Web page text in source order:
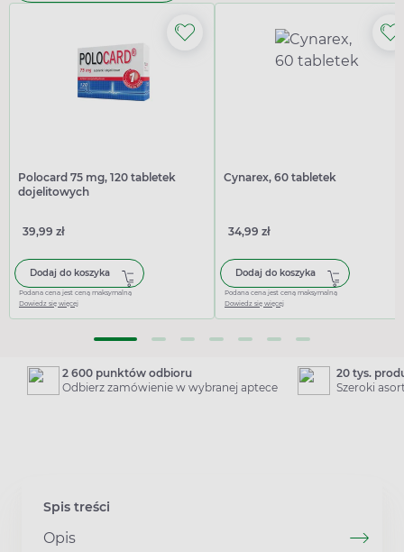
Polocard 75 mg, 120 tabletek
dojelitowych
39,99 zł
Dodaj do koszyka
Podana cena jest ceną maksymalną
Dowiedz się więcej
Cynarex, 60 tabletek
34,99 zł
Dodaj do koszyka
Podana cena jest ceną maksymalną
Dowiedz się więcej
2 600 punktów odbioru
Odbierz zamówienie w wybranej aptece
20 tys.
Szeroki
Spis treści
Opis